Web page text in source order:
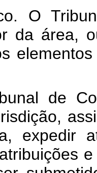
O
da área,
de
expedir